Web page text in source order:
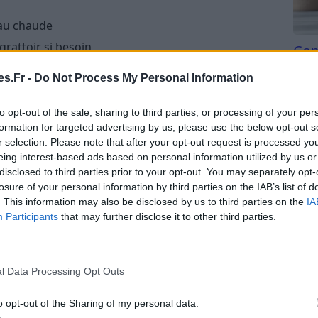
- Do Not Process My Personal Information
opt-out of the sale, sharing to third parties, or processing of your
for targeted advertising by us, please use the below opt-out
selection. Please note that after your opt-out request is processed
interest-based ads based on personal information utilized by us
to third parties prior to your opt-out. You may separately
of your personal information by third parties on the IAB’s list of
This information may also be disclosed by us to third parties on the
Participants that may further disclose it to other third parties.
Data Processing Opt Outs
opt-out of the Sharing of my personal data.
chaude
si besoin
recommandé)
utiliser différents produits :
le tartre, la moisissure et la saleté
nettoyage en profondeur et désodoriser
chaude : pour un nettoyage naturel
(disponibles en magasin de bricolage)
chimiques agressifs, surtout dans les
des aliments.
efficace des joints de
Tri
du